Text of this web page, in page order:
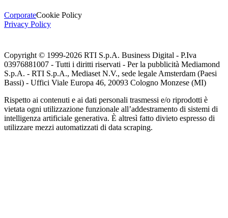
CorporateCookie Policy
Privacy Policy
Copyright © 1999-2026 RTI S.p.A. Business Digital - P.Iva
03976881007 - Tutti i diritti riservati - Per la pubblicità Mediamond
S.p.A. - RTI S.p.A., Mediaset N.V., sede legale Amsterdam (Paesi
Bassi) - Uffici Viale Europa 46, 20093 Cologno Monzese (MI)
Rispetto ai contenuti e ai dati personali trasmessi e/o riprodotti è
vietata ogni utilizzazione funzionale all’addestramento di sistemi di
intelligenza artificiale generativa. È altresì fatto divieto espresso di
utilizzare mezzi automatizzati di data scraping.